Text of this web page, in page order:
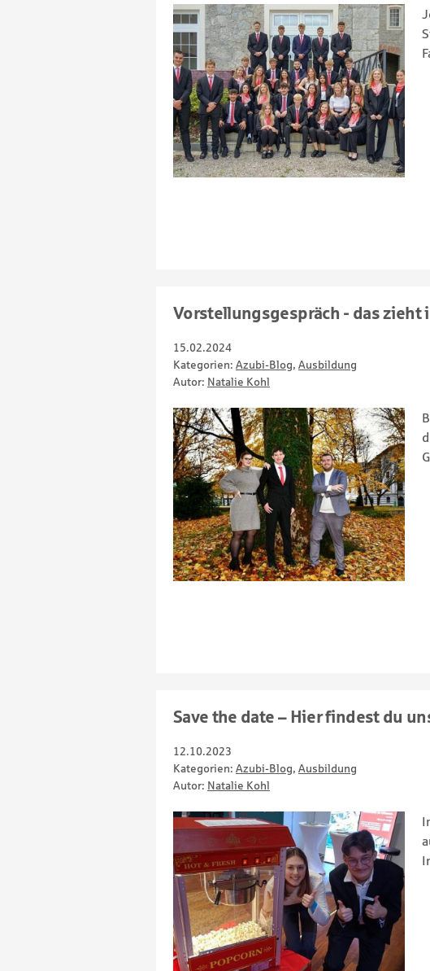
Vorstellungsgespräch - das zieht
15.02.2024
Kategorien: Azubi-Blog, Ausbildung
Autor: Natalie Kohl
Save the date – Hier findest du
12.10.2023
Kategorien: Azubi-Blog, Ausbildung
Autor: Natalie Kohl